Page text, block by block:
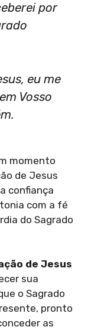
por
eu me
Vosso
momento
de Jesus
confiança
com a fé
do Sagrado
de Jesus
sua
o Sagrado
pronto
as